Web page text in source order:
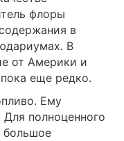
флоры
в
В
от Америки и
еще редко.
Ему
Для полноценного
большое